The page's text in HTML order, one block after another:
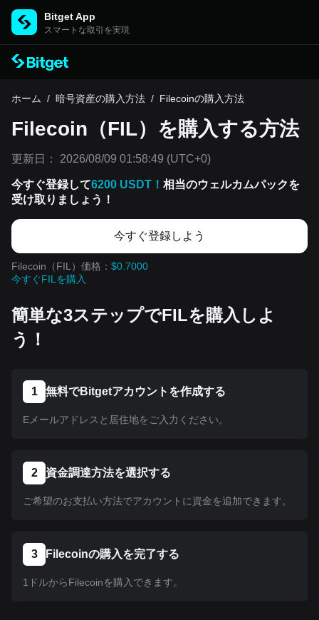
Bitget App
スマートな取引を実現
ホーム / 暗号資産の購入方法 / Filecoinの購入方法
Filecoin（FIL）を購入する方法
更新日： 2026/08/09 01:58:49 (UTC+0)
今すぐ登録して6200 USDT！ 相当のウェルカムパックを
受け取りましょう！
今すぐ登録しよう
Filecoin（FIL）価格： $0.7000
今すぐFILを購入
簡単な3ステップでFILを購入しよ
う！
1 無料でBitgetアカウントを作成する
Eメールアドレスと居住地をご入力ください。
2 資金調達方法を選択する
ご希望のお支払い方法でアカウントに資金を追加できます。
3 Filecoinの購入を完了する
1ドルからFilecoinを購入できます。